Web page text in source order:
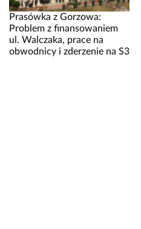
Prasówka z Gorzowa:
Problem z finansowaniem
ul. Walczaka, prace na
obwodnicy i zderzenie na S3